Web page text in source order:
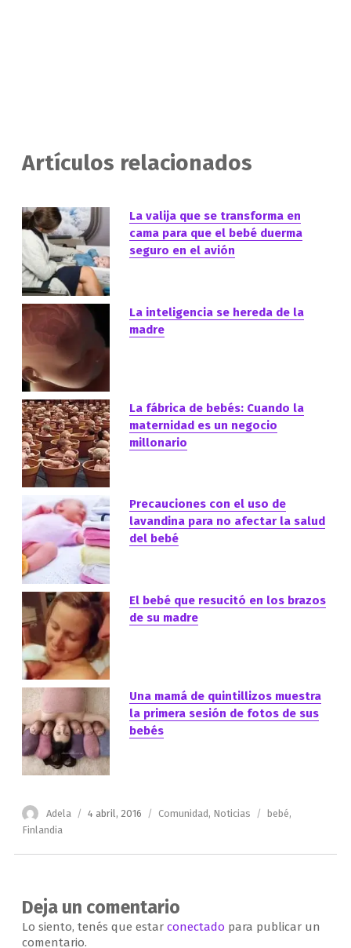
Artículos relacionados
La valija que se transforma en
cama para que el bebé duerma
seguro en el avión
La inteligencia se hereda de la
madre
La fábrica de bebés: Cuando la
maternidad es un negocio
millonario
Precauciones con el uso de
lavandina para no afectar la salud
del bebé
El bebé que resucitó en los brazos
de su madre
Una mamá de quintillizos muestra
la primera sesión de fotos de sus
bebés
Autor
Adela
Publicado
4 abril, 2016 Categorías
Comunidad, Noticias Etiquetas
bebé,
Finlandia
Deja un comentario
Lo siento, tenés que estar conectado para publicar un
comentario.